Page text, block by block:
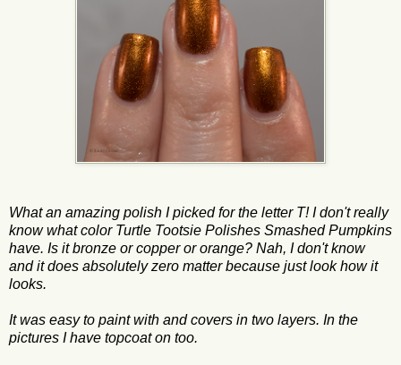
What an amazing polish I picked for the letter T! I don't really
know what color Turtle Tootsie Polishes Smashed Pumpkins
have. Is it bronze or copper or orange? Nah, I don't know
and it does absolutely zero matter because just look how it
looks.
It was easy to paint with and covers in two layers. In the
pictures I have topcoat on too.